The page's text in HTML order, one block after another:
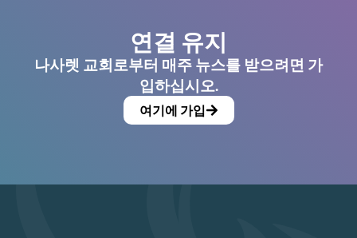
연결 유지
나사렛 교회로부터 매주 뉴스를 받으려면 가
입하십시오.
여기에 가입